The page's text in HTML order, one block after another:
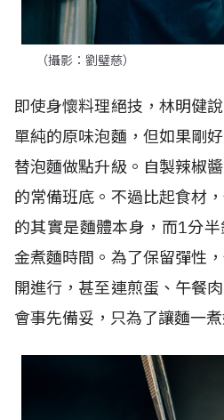
（攝影：劉璧慈）
即使身懷料理絕技，林明健
單純的原味泡麵，但如果剛
替泡麵做點升級。自製辣椒
的常備班底。不過比起食材
的其實是麵體本身，而1分
金煮麵時間。為了保留彈性
開進行，甚至連煎蛋、午餐
會事先備妥，只為了讓麵一